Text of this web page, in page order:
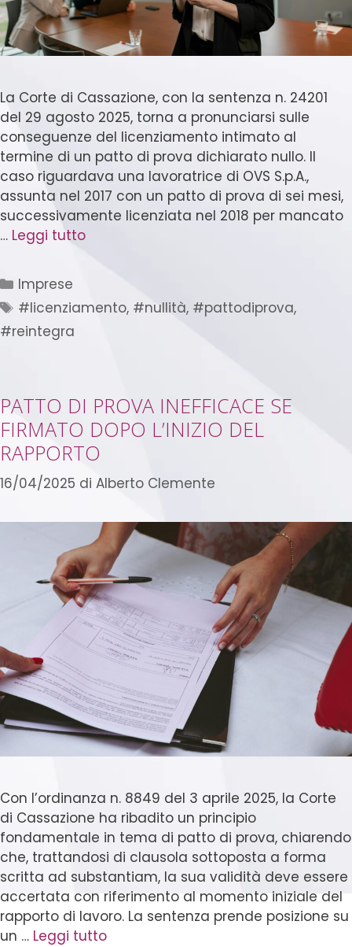
La Corte di Cassazione, con la sentenza n. 24201
del 29 agosto 2025, torna a pronunciarsi sulle
conseguenze del licenziamento intimato al
termine di un patto di prova dichiarato nullo. Il
caso riguardava una lavoratrice di OVS S.p.A.,
assunta nel 2017 con un patto di prova di sei mesi,
successivamente licenziata nel 2018 per mancato
… Leggi tutto
Imprese
#licenziamento, #nullità, #pattodiprova,
#reintegra
PATTO DI PROVA INEFFICACE SE
FIRMATO DOPO L’INIZIO DEL
RAPPORTO
16/04/2025 di Alberto Clemente
Con l’ordinanza n. 8849 del 3 aprile 2025, la Corte
di Cassazione ha ribadito un principio
fondamentale in tema di patto di prova, chiarendo
che, trattandosi di clausola sottoposta a forma
scritta ad substantiam, la sua validità deve essere
accertata con riferimento al momento iniziale del
rapporto di lavoro. La sentenza prende posizione su
un … Leggi tutto